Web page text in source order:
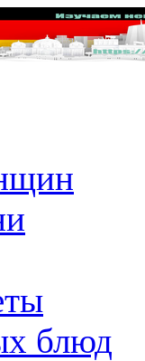
блюд